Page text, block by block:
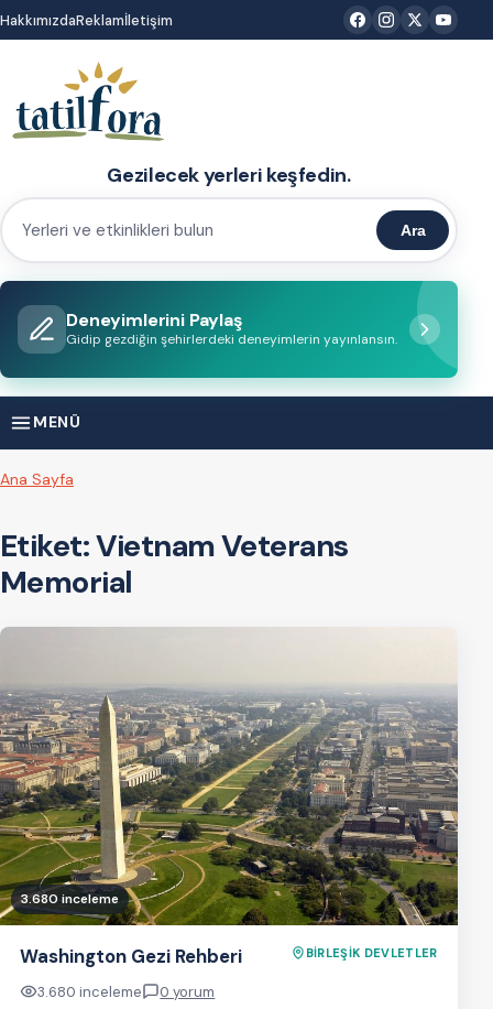
İçeriğe
atla
HakkımızdaReklamİletişim
Gezilecek yerleri keşfedin.
Yerleri
etkinlikleri
bulun
Ara
Deneyimlerini Paylaş
Gidip gezdiğin şehirlerdeki deneyimlerin yayınlansın.
MENÜ
Ana Sayfa
Etiket:Vietnam Veterans
Memorial
3.680 inceleme
Washington Gezi Rehberi BİRLEŞİK DEVLETLER
3.680 inceleme 0 yorum